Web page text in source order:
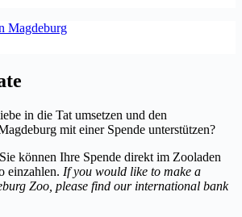
in die Tat umsetzen und den
mit einer Spende unterstützen?
können Ihre Spende direkt im Zooladen
einzahlen. If you would like to make a
Zoo, please find our international bank